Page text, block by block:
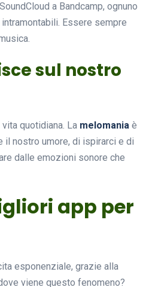
a Bandcamp, ognuno
Essere sempre
sul nostro
quotidiana. La melomania è
il nostro umore, di ispirarci e di
dalle emozioni sonore che
app per
esponenziale, grazie alla
viene questo fenomeno?